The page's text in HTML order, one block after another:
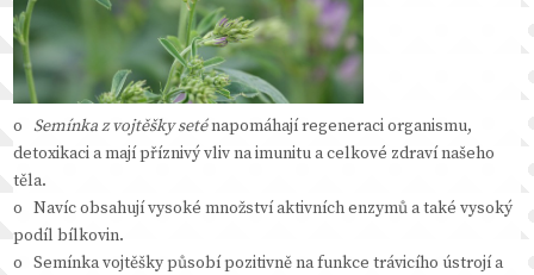
o Semínka z vojtěšky seténapomáhají regeneraci organismu,
detoxikaci a mají příznivý vliv na imunitu a celkové zdraví našeho
těla.
o Navíc obsahují vysoké množství aktivních enzymů a také vysoký
podíl bílkovin.
o Semínka vojtěšky působí pozitivně na funkce trávicího ústrojí a